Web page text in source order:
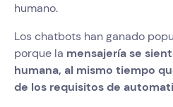
humano.
Los chatbots han ganado
porque la mensajería se
humana, al mismo tiempo
de los requisitos de